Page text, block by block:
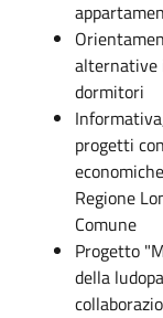
alternative
dormitori
progetti
Regione
Comune
Progetto
della